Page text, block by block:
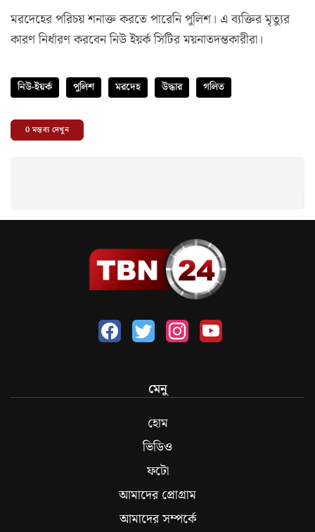
মরদেহের পরিচয় শনাক্ত করতে পারেনি পুলিশ। এ ব্যক্তির মৃত্যুর
কারণ নির্ধারণ করবেন নিউ ইয়র্ক সিটির ময়নাতদন্তকারীরা।
নিউ-ইয়র্ক পুলিশ মরদেহ উদ্ধার গলিত
0মন্তব্য দেখুন
মেনু
হোম
ভিডিও
ফটো
আমাদের প্রোগ্রাম
আমাদের সম্পর্কে